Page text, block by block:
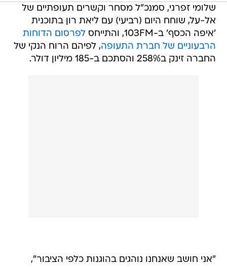
שלומי זפרני, סמנכ"ל מסחר וקשרים תעופתיים של
אל-על, שוחח היום (רביעי) עם ליאת רון בתוכנית
'איפה הכסף' ב-103FM, והתייחס
לפרסום הדוחות
הרבעוניים של חברת התעופה, לפיהם הרוח הנקי של
החברה זינק ב258% והסתכם ב-185 מיליון דולר.
"אני חושב שאנחנו נוהגים בהוגנות כלפי הציבור",